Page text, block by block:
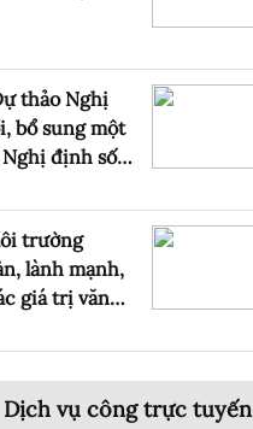
thảo Nghị
bổ sung một
định số
CP ngày 09
2024 của
lý, cung
dịch vụ
tin trên
trường
lành mạnh,
giá trị văn
Dịch vụ công trực tuyến